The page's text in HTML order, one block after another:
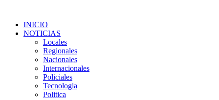
INICIO
NOTICIAS
Locales
Regionales
Nacionales
Internacionales
Policiales
Tecnologia
Politica